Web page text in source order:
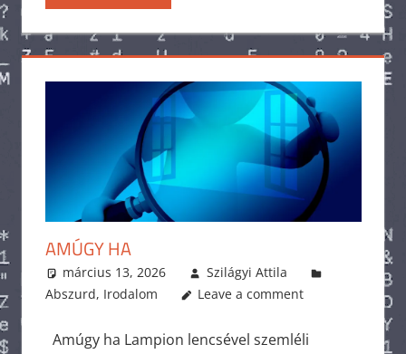
AMÚGY HA
március 13, 2026
Szilágyi Attila
Abszurd, Irodalom Leave a comment
Amúgy ha Lampion lencsével szemléli